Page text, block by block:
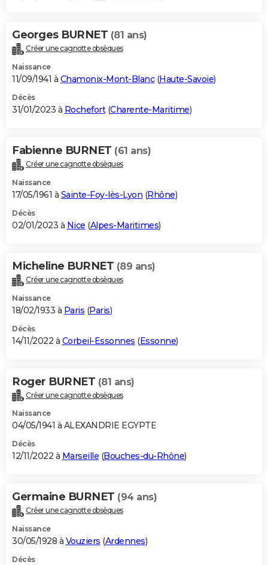
Georges BURNET (81 ans)
Créer une cagnotte obsèques
Naissance
11/09/1941 à Chamonix-Mont-Blanc(Haute-Savoie)
Décès
31/01/2023 à Rochefort(Charente-Maritime)
Fabienne BURNET (61 ans)
Créer une cagnotte obsèques
Naissance
17/05/1961 à Sainte-Foy-lès-Lyon (Rhône)
Décès
02/01/2023 à Nice (Alpes-Maritimes)
Micheline BURNET (89 ans)
Créer une cagnotte obsèques
Naissance
18/02/1933 à Paris (Paris)
Décès
14/11/2022 à Corbeil-Essonnes (Essonne)
Roger BURNET (81 ans)
Créer une cagnotte obsèques
Naissance
04/05/1941 à ALEXANDRIE EGYPTE
Décès
12/11/2022 à Marseille (Bouches-du-Rhône)
Germaine BURNET (94 ans)
Créer une cagnotte obsèques
Naissance
30/05/1928 à Vouziers (Ardennes)
Décès